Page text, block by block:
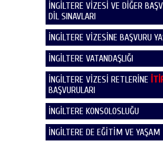
İNGİLTERE VİZESİ VE DİĞER
DİL SINAVLARI
İNGİLTERE VİZESİNE BAŞVURU
İNGİLTERE VATANDAŞLIĞI
İNGİLTERE VİZESİ RETLERİNE
BAŞVURULARI
İNGİLTERE KONSOLOSLUĞU
İNGİLTERE DE EĞİTİM VE YAŞAM